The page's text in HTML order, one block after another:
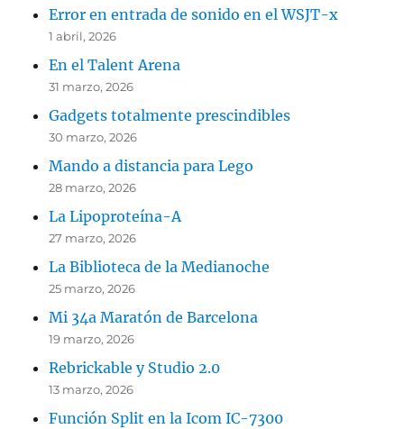
Error en entrada de sonido en el WSJT-x
1 abril, 2026
En el Talent Arena
31 marzo, 2026
Gadgets totalmente prescindibles
30 marzo, 2026
Mando a distancia para Lego
28 marzo, 2026
La Lipoproteína-A
27 marzo, 2026
La Biblioteca de la Medianoche
25 marzo, 2026
Mi 34a Maratón de Barcelona
19 marzo, 2026
Rebrickable y Studio 2.0
13 marzo, 2026
Función Split en la Icom IC-7300